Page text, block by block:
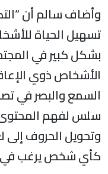
وأضاف سالم أن
تسهيل الحياة
بشكل كبير في
الأشخاص ذوي
السمع والبصر في
سلس لفهم المحتوى
وتحويل الحروف إلى
كأي شخص يرغب في